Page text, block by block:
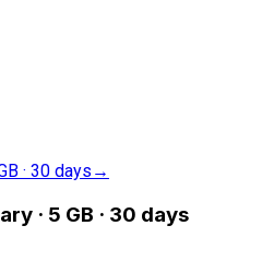
· 30 days →
· 5 GB · 30 days